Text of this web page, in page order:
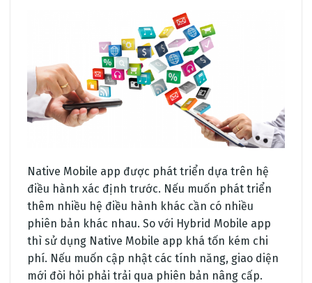
Native Mobile app được phát triển dựa trên hệ
điều hành xác định trước. Nếu muốn phát triển
thêm nhiều hệ điều hành khác cần có nhiều
phiên bản khác nhau. So với Hybrid Mobile app
thì sử dụng Native Mobile app khá tốn kém chi
phí. Nếu muốn cập nhật các tính năng, giao diện
mới đòi hỏi phải trải qua phiên bản nâng cấp.